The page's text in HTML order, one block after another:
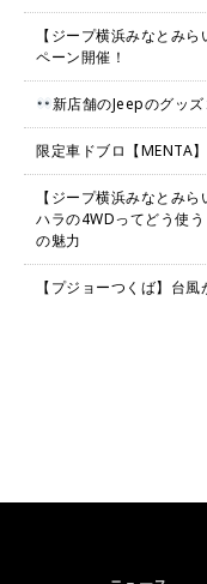
【ジープ横浜みなとみ
ペーン開催！
新店舗のJeepのグッ
限定車ドブロ【MENTA
【ジープ横浜みなとみ
ハラの4WDってどう使
の魅力
【プジョーつくば】台